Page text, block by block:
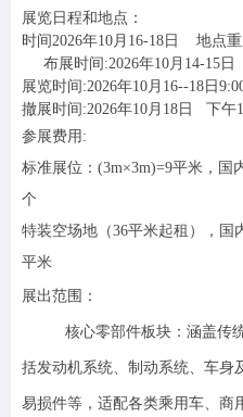
展览日程和地点：
时间2026年10月16-18日 地点
布展时间:2026年10月14-15日
展览时间:2026年10月16--18日
撤展时间:2026年10月18日 下午
参展费用:
标准展位： (3m×3m)=9平米， 国
个
特装空场地（36平米起租），国
平米
展出范围：
核心零部件板块：涵盖传
括发动机系统、制动系统、车身
易损件等，适配各类乘用车、商